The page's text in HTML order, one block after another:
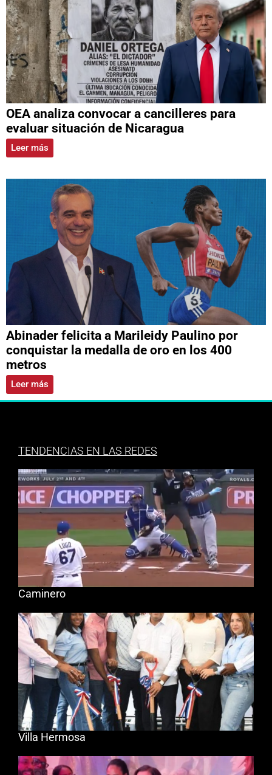
OEA analiza convocar a cancilleres para
evaluar situación de Nicaragua
Leer más
Abinader felicita a Marileidy Paulino por
conquistar la medalla de oro en los 400
metros
Leer más
TENDENCIAS EN LAS REDES
Caminero
Villa Hermosa